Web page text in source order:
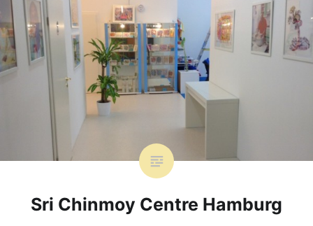
Sri Chinmoy Centre Hamburg